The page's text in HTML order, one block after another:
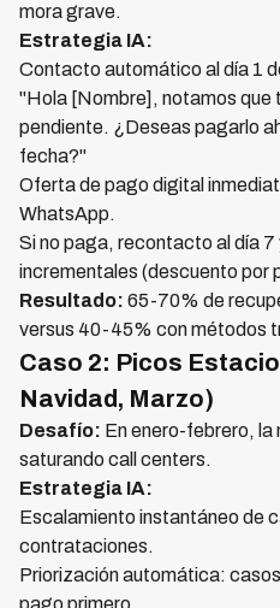
mora grave.
Estrategia IA:
Contacto automático al día 1
"Hola [Nombre], notamos que
pendiente. ¿Deseas pagarlo
fecha?"
Oferta de pago digital
WhatsApp.
Si no paga, recontacto al día
incrementales (descuento por
Resultado: 65-70% de
versus 40-45% con métodos
Caso 2: Picos
Navidad, Marzo)
Desafío: En enero-febrero, la
saturando call centers.
Estrategia IA:
Escalamiento instantáneo de
contrataciones.
Priorización automática:
pago primero.